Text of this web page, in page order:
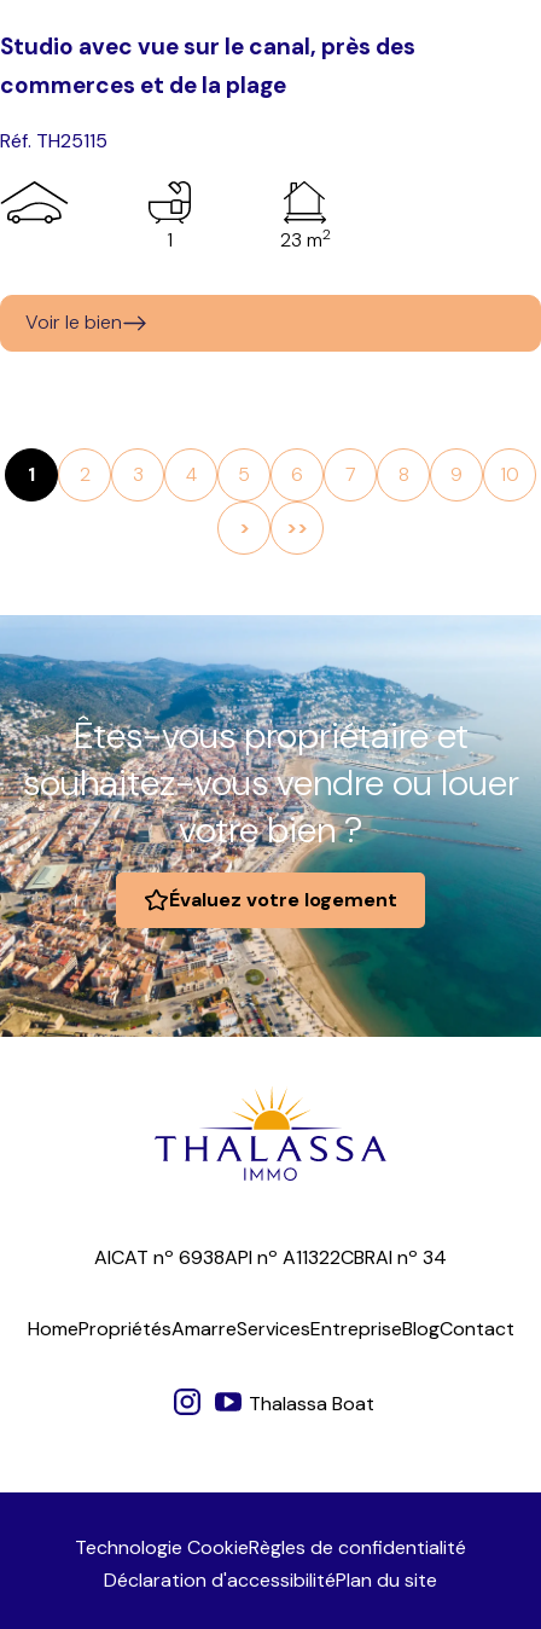
Studio avec vue sur le canal, près des
commerces et de la plage
Réf. TH25115
1 23 m2
Voir le bien
1 2 3 4 5 6 7 8 9 10
> >>
Êtes-vous propriétaire et
souhaitez-vous vendre ou louer
votre bien ?
Évaluez votre logement
AICAT nº 6938API nº A11322CBRAI nº 34
HomePropriétésAmarreServicesEntrepriseBlogContact
Thalassa Boat
Technologie CookieRègles de confidentialité
Déclaration d'accessibilitéPlan du site